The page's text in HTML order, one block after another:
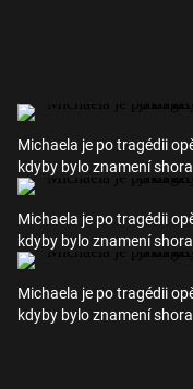
Michaela je po tragédii
kdyby bylo znamení
Michaela je po tragédii
kdyby bylo znamení
Michaela je po tragédii
kdyby bylo znamení